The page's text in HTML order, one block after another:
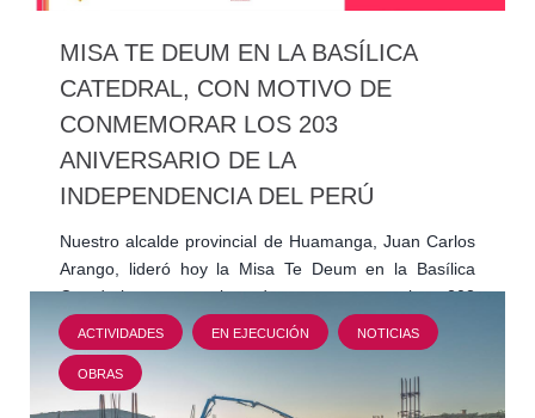
MISA TE DEUM EN LA BASÍLICA
CATEDRAL, CON MOTIVO DE
CONMEMORAR LOS 203
ANIVERSARIO DE LA
INDEPENDENCIA DEL PERÚ
Nuestro alcalde provincial de Huamanga, Juan Carlos
Arango, lideró hoy la Misa Te Deum en la Basílica
Catedral, con motivo de conmemorar los 203
aniversario de…
ACTIVIDADES EN EJECUCIÓN NOTICIAS
OBRAS